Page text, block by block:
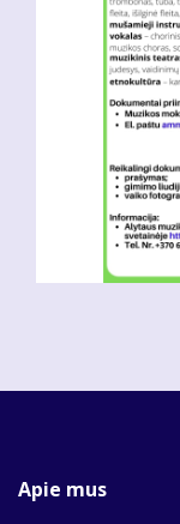
Apie mus